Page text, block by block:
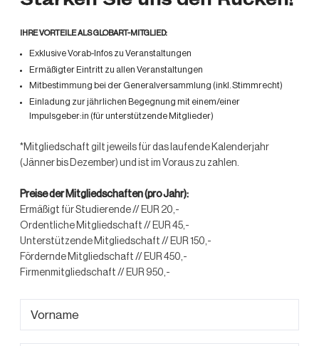
IHRE VORTEILE ALS GLOBART-MITGLIED:
Exklusive Vorab-Infos zu Veranstaltungen
Ermäßigter Eintritt zu allen Veranstaltungen
Mitbestimmung bei der Generalversammlung (inkl. Stimmrecht)
Einladung zur jährlichen Begegnung mit einem/einer
Impulsgeber:in (für unterstützende Mitglieder)
*Mitgliedschaft gilt jeweils für das laufende Kalenderjahr
(Jänner bis Dezember) und ist im Voraus zu zahlen.
Preise der Mitgliedschaften (pro Jahr):
Ermäßigt für Studierende // EUR 20,-
Ordentliche Mitgliedschaft // EUR 45,-
Unterstützende Mitgliedschaft // EUR 150,-
Fördernde Mitgliedschaft // EUR 450,-
Firmenmitgliedschaft // EUR 950,-